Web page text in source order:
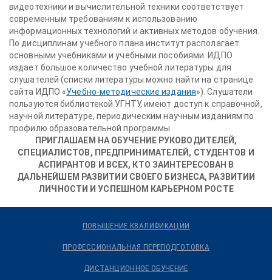
видеотехники и вычислительной техники соответствует
современным требованиям к использованию
информационных технологий и активных методов обучения.
По дисциплинам учебного плана институт располагает
основными учебниками и учебными пособиями. ИДПО
издает большое количество учебной литературы для
слушателей (списки литературы можно найти на странице
сайта ИДПО «Учебно-методические издания»). Слушатели
пользуются библиотекой УГНТУ, имеют доступ к справочной,
научной литературе, периодическим научным изданиям по
профилю образовательной программы.
ПРИГЛАШАЕМ НА ОБУЧЕНИЕ РУКОВОДИТЕЛЕЙ,
СПЕЦИАЛИСТОВ, ПРЕДПРИНИМАТЕЛЕЙ, СТУДЕНТОВ И
АСПИРАНТОВ И ВСЕХ, КТО ЗАИНТЕРЕСОВАН В
ДАЛЬНЕЙШЕМ РАЗВИТИИ СВОЕГО БИЗНЕСА, РАЗВИТИИ
ЛИЧНОСТИ И УСПЕШНОМ КАРЬЕРНОМ РОСТЕ
ПОВЫШЕНИЕ КВАЛИФИКАЦИИ
ПРОФЕССИОНАЛЬНАЯ ПЕРЕПОДГОТОВКА
ДИСТАНЦИОННОЕ ОБУЧЕНИЕ